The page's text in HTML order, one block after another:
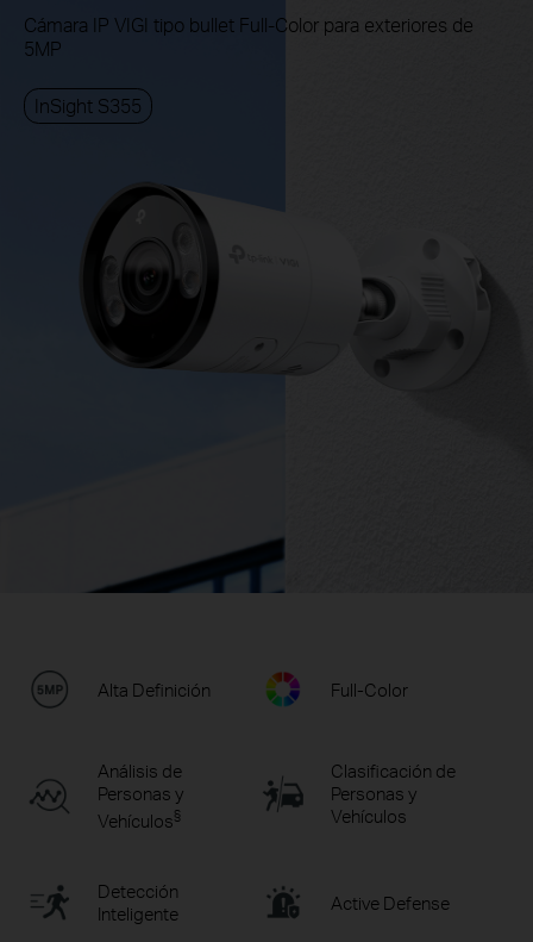
Cámara IP VIGI tipo bullet Full-Color para exteriores de
5MP
InSight S355
Alta Definición Full-Color
Análisis de
Personas y
Vehículos§
Clasificación de
Personas y
Vehículos
Detección
Inteligente
Active Defense